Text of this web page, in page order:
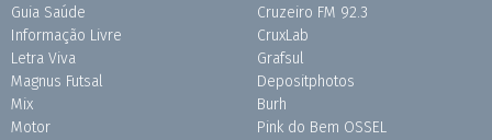
Guia Saúde
Informação Livre
Letra Viva
Magnus Futsal
Mix
Motor
Cruzeiro FM 92.3
CruxLab
Grafsul
Depositphotos
Burh
Pink do Bem OSSEL